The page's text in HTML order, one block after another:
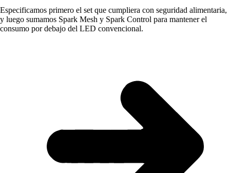
Especificamos primero el set que cumpliera con seguridad alimentaria,
y luego sumamos Spark Mesh y Spark Control para mantener el
consumo por debajo del LED convencional.